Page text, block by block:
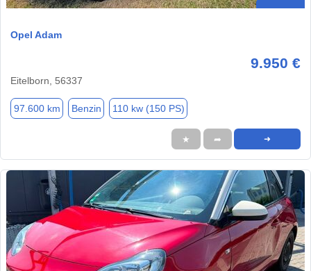
Opel Adam
9.950 €
Eitelborn, 56337
97.600 km Benzin 110 kw (150 PS)
★ ➦ ➜